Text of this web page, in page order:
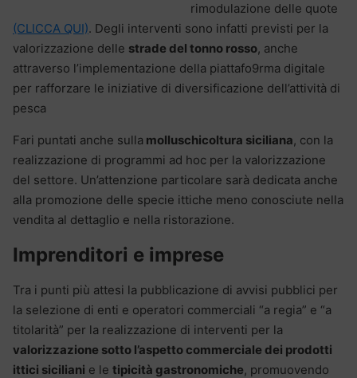
rimodulazione delle quote
(CLICCA QUI). Degli interventi sono infatti previsti per la
valorizzazione delle strade del tonno rosso, anche
attraverso l’implementazione della piattafo9rma digitale
per rafforzare le iniziative di diversificazione dell’attività di
pesca
Fari puntati anche sulla molluschicoltura siciliana, con la
realizzazione di programmi ad hoc per la valorizzazione
del settore. Un’attenzione particolare sarà dedicata anche
alla promozione delle specie ittiche meno conosciute nella
vendita al dettaglio e nella ristorazione.
Imprenditori e imprese
Tra i punti più attesi la pubblicazione di avvisi pubblici per
la selezione di enti e operatori commerciali “a regia” e “a
titolarità” per la realizzazione di interventi per la
valorizzazione sotto l’aspetto commerciale dei prodotti
ittici siciliani e le tipicità gastronomiche, promuovendo